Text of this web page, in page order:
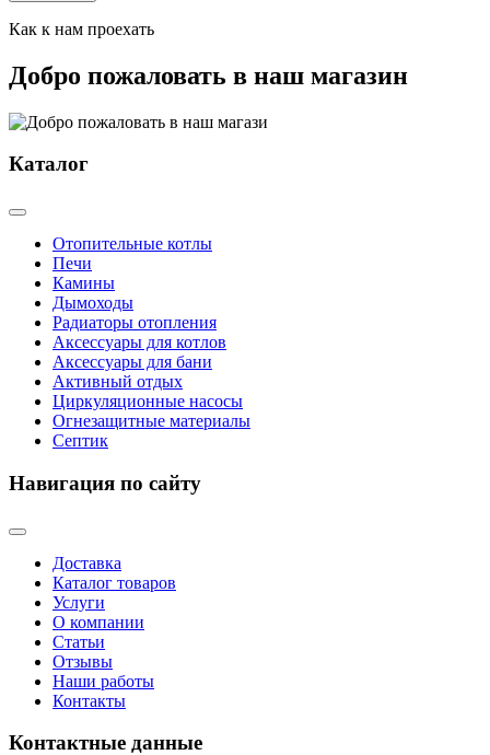
Как к нам проехать
Добро пожаловать в наш магазин
Каталог
Отопительные котлы
Печи
Камины
Дымоходы
Радиаторы отопления
Аксессуары для котлов
Аксессуары для бани
Активный отдых
Циркуляционные насосы
Огнезащитные материалы
Септик
Навигация по сайту
Доставка
Каталог товаров
Услуги
О компании
Статьи
Отзывы
Наши работы
Контакты
Контактные данные